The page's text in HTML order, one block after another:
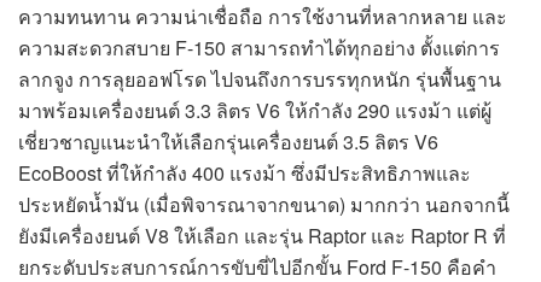
ความทนทาน ความน่าเชื่อถือ การใช้งานที่หลากหลาย และ
ความสะดวกสบาย F-150 สามารถทำได้ทุกอย่าง ตั้งแต่การ
ลากจูง การลุยออฟโรด ไปจนถึงการบรรทุกหนัก รุ่นพื้นฐาน
มาพร้อมเครื่องยนต์ 3.3 ลิตร V6 ให้กำลัง 290 แรงม้า แต่ผู้
เชี่ยวชาญแนะนำให้เลือกรุ่นเครื่องยนต์ 3.5 ลิตร V6
EcoBoost ที่ให้กำลัง 400 แรงม้า ซึ่งมีประสิทธิภาพและ
ประหยัดน้ำมัน (เมื่อพิจารณาจากขนาด) มากกว่า นอกจากนี้
ยังมีเครื่องยนต์ V8 ให้เลือก และรุ่น Raptor และ Raptor R ที่
ยกระดับประสบการณ์การขับขี่ไปอีกขั้น Ford F-150 คือคำ